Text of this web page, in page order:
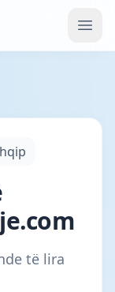
të lira